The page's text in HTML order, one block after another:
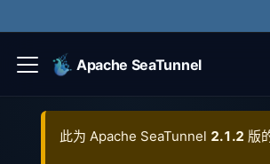
Apache SeaTunnel
此为 Apache SeaTunnel 2.1.2 版